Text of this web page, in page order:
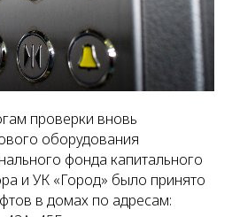
проверки вновь
оборудования
фонда капитального
и УК «Город» было принято
в домах по адресам: